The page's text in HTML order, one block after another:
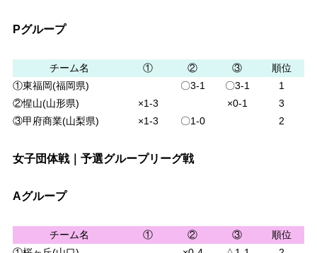
Pグループ
チーム名 ① ② ③
順位
①東福岡(福岡県)
〇3-1 〇3-1
1
②惺山(山形県)
×1-3 ×0-1
3
③甲府商業(山梨県)
×1-3 〇1-0 2
女子団体戦｜予選グループリーグ戦
Aグループ
チーム名 ① ② ③
順位